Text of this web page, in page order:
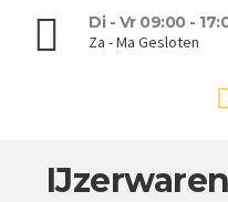
Di - Vr 09:00 -
Za - Ma Gesloten